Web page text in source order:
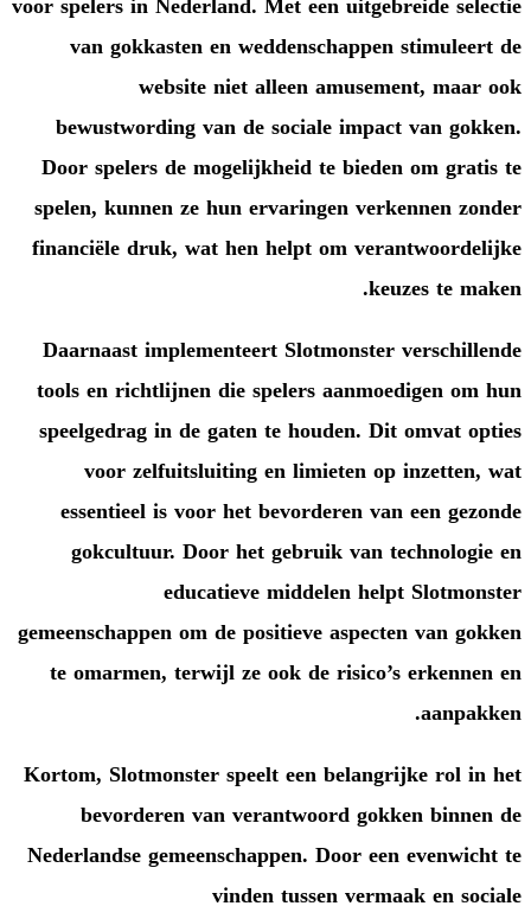
van gokkasten en
website niet alleen
bewustwording van de
Door spelers de mogelijkheid
spelen, kunnen ze hun
financiële druk, wat hen helpt
Daarnaast implementeert
tools en richtlijnen die spelers
speelgedrag in de gaten te
voor zelfuitsluiting en
essentieel is voor het
gokcultuur. Door het
educatieve
gemeenschappen om de
te omarmen, terwijl ze ook
Kortom, Slotmonster speelt
bevorderen van
Nederlandse gemeenschappen.
vinden